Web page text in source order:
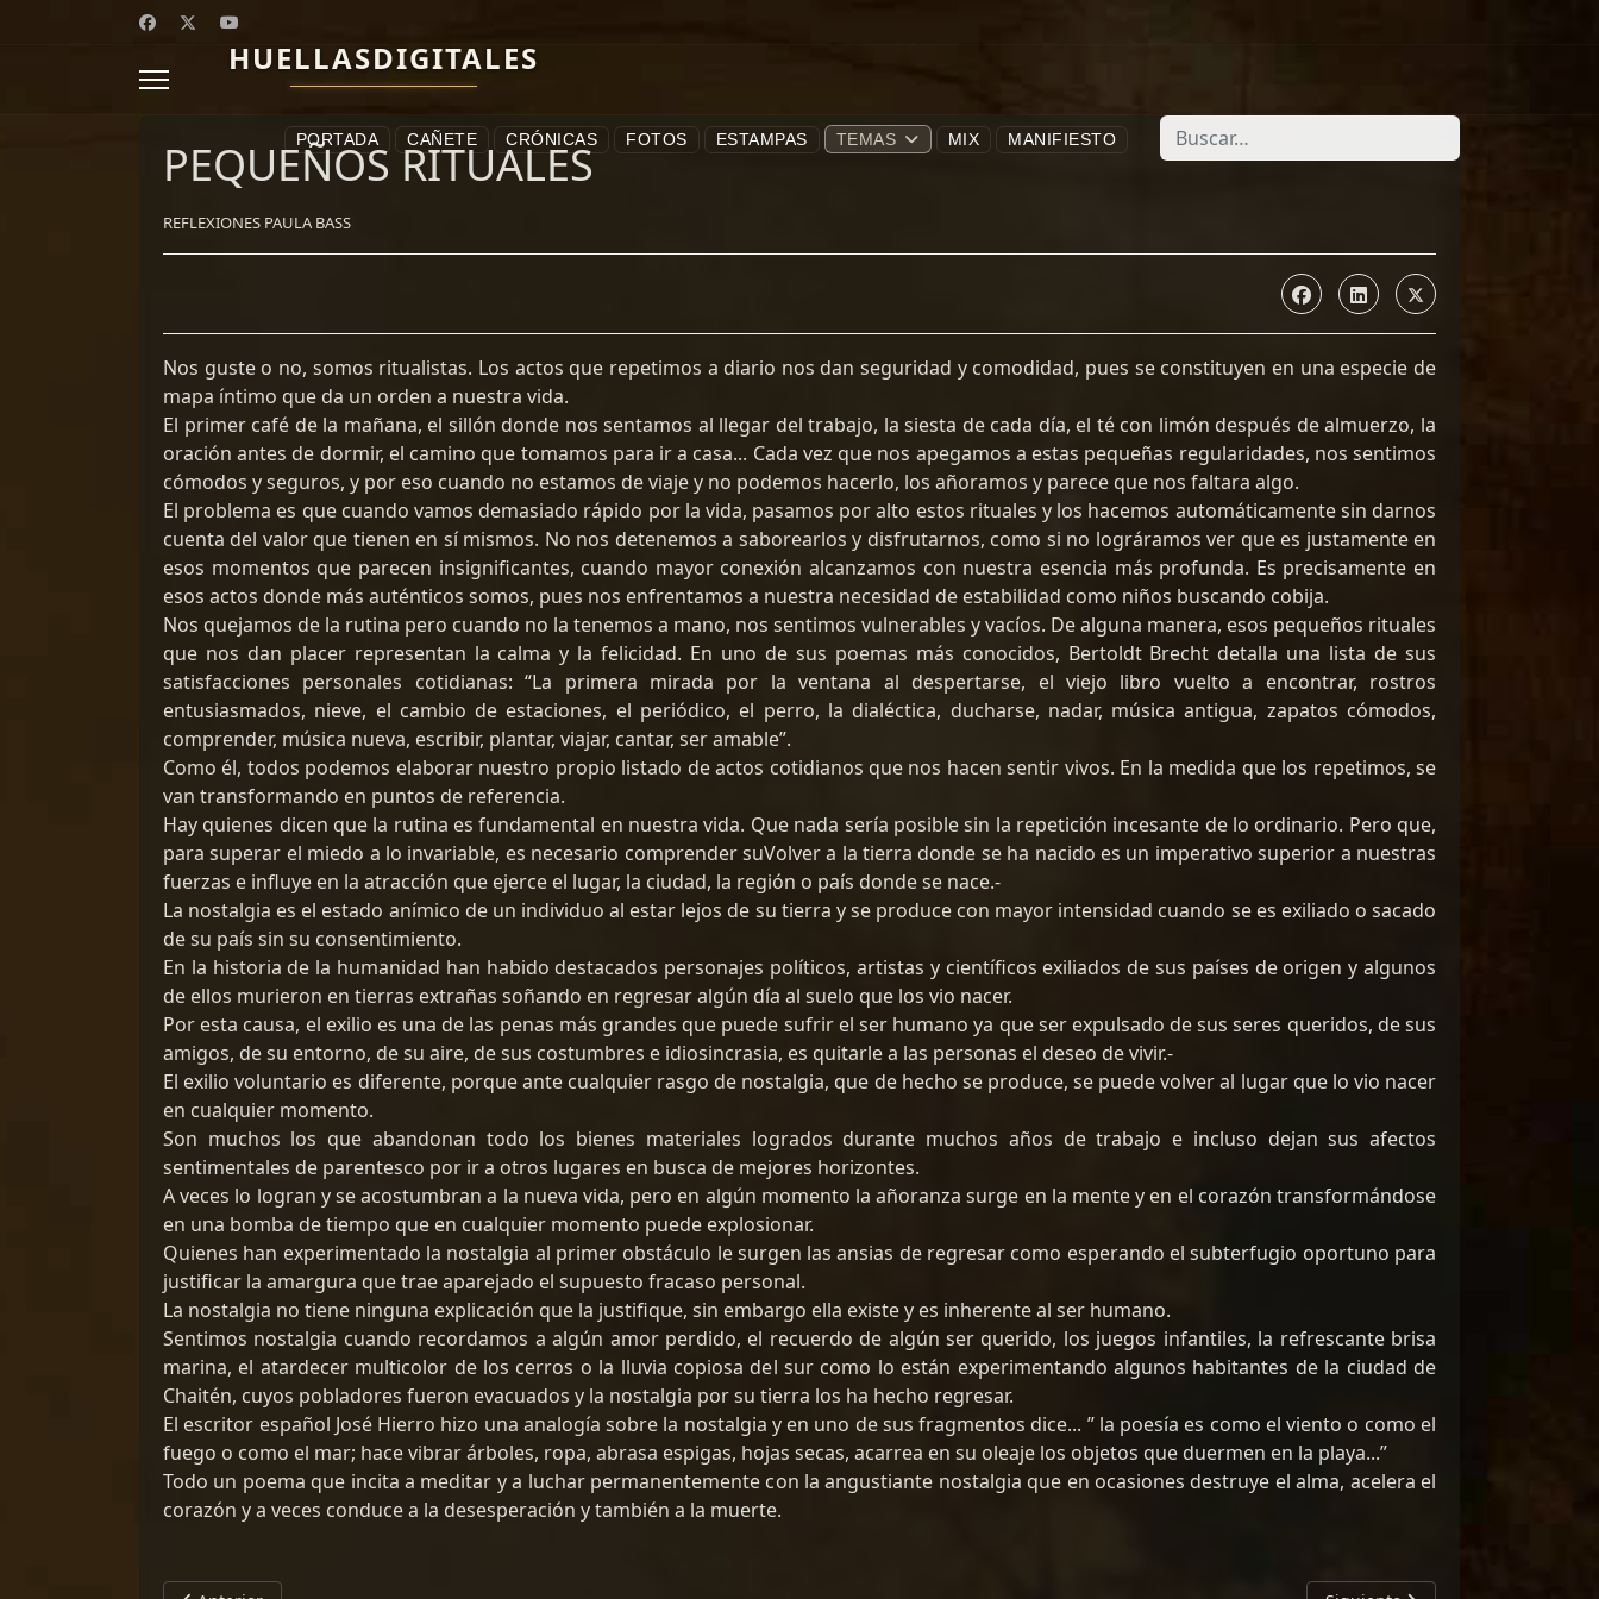
HUELLASDIGITALES
PORTADA CAÑETE CRÓNICAS FOTOS ESTAMPAS TEMAS MIX MANIFIESTO Buscar
PEQUEÑOS RITUALES
REFLEXIONES PAULA BASS
Nos guste o no, somos ritualistas. Los actos que repetimos a diario nos dan seguridad y comodidad, pues se constituyen en una especie de
mapa íntimo que da un orden a nuestra vida.
El primer café de la mañana, el sillón donde nos sentamos al llegar del trabajo, la siesta de cada día, el té con limón después de almuerzo, la
oración antes de dormir, el camino que tomamos para ir a casa... Cada vez que nos apegamos a estas pequeñas regularidades, nos sentimos
cómodos y seguros, y por eso cuando no estamos de viaje y no podemos hacerlo, los añoramos y parece que nos faltara algo.
El problema es que cuando vamos demasiado rápido por la vida, pasamos por alto estos rituales y los hacemos automáticamente sin darnos
cuenta del valor que tienen en sí mismos. No nos detenemos a saborearlos y disfrutarnos, como si no lográramos ver que es justamente en
esos momentos que parecen insignificantes, cuando mayor conexión alcanzamos con nuestra esencia más profunda. Es precisamente en
esos actos donde más auténticos somos, pues nos enfrentamos a nuestra necesidad de estabilidad como niños buscando cobija.
Nos quejamos de la rutina pero cuando no la tenemos a mano, nos sentimos vulnerables y vacíos. De alguna manera, esos pequeños rituales
que nos dan placer representan la calma y la felicidad. En uno de sus poemas más conocidos, Bertoldt Brecht detalla una lista de sus
satisfacciones personales cotidianas: “La primera mirada por la ventana al despertarse, el viejo libro vuelto a encontrar, rostros
entusiasmados, nieve, el cambio de estaciones, el periódico, el perro, la dialéctica, ducharse, nadar, música antigua, zapatos cómodos,
comprender, música nueva, escribir, plantar, viajar, cantar, ser amable”.
Como él, todos podemos elaborar nuestro propio listado de actos cotidianos que nos hacen sentir vivos. En la medida que los repetimos, se
van transformando en puntos de referencia.
Hay quienes dicen que la rutina es fundamental en nuestra vida. Que nada sería posible sin la repetición incesante de lo ordinario. Pero que,
para superar el miedo a lo invariable, es necesario comprender suVolver a la tierra donde se ha nacido es un imperativo superior a nuestras
fuerzas e influye en la atracción que ejerce el lugar, la ciudad, la región o país donde se nace.-
La nostalgia es el estado anímico de un individuo al estar lejos de su tierra y se produce con mayor intensidad cuando se es exiliado o sacado
de su país sin su consentimiento.
En la historia de la humanidad han habido destacados personajes políticos, artistas y científicos exiliados de sus países de origen y algunos
de ellos murieron en tierras extrañas soñando en regresar algún día al suelo que los vio nacer.
Por esta causa, el exilio es una de las penas más grandes que puede sufrir el ser humano ya que ser expulsado de sus seres queridos, de sus
amigos, de su entorno, de su aire, de sus costumbres e idiosincrasia, es quitarle a las personas el deseo de vivir.-
El exilio voluntario es diferente, porque ante cualquier rasgo de nostalgia, que de hecho se produce, se puede volver al lugar que lo vio nacer
en cualquier momento.
Son muchos los que abandonan todo los bienes materiales logrados durante muchos años de trabajo e incluso dejan sus afectos
sentimentales de parentesco por ir a otros lugares en busca de mejores horizontes.
A veces lo logran y se acostumbran a la nueva vida, pero en algún momento la añoranza surge en la mente y en el corazón transformándose
en una bomba de tiempo que en cualquier momento puede explosionar.
Quienes han experimentado la nostalgia al primer obstáculo le surgen las ansias de regresar como esperando el subterfugio oportuno para
justificar la amargura que trae aparejado el supuesto fracaso personal.
La nostalgia no tiene ninguna explicación que la justifique, sin embargo ella existe y es inherente al ser humano.
Sentimos nostalgia cuando recordamos a algún amor perdido, el recuerdo de algún ser querido, los juegos infantiles, la refrescante brisa
marina, el atardecer multicolor de los cerros o la lluvia copiosa del sur como lo están experimentando algunos habitantes de la ciudad de
Chaitén, cuyos pobladores fueron evacuados y la nostalgia por su tierra los ha hecho regresar.
El escritor español José Hierro hizo una analogía sobre la nostalgia y en uno de sus fragmentos dice... ” la poesía es como el viento o como el
fuego o como el mar; hace vibrar árboles, ropa, abrasa espigas, hojas secas, acarrea en su oleaje los objetos que duermen en la playa...”
Todo un poema que incita a meditar y a luchar permanentemente con la angustiante nostalgia que en ocasiones destruye el alma, acelera el
corazón y a veces conduce a la desesperación y también a la muerte.